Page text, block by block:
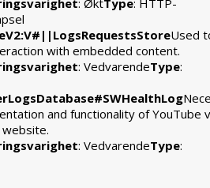
Used
with embedded content.
: VedvarendeType:
and functionality of YouTube
: VedvarendeType: